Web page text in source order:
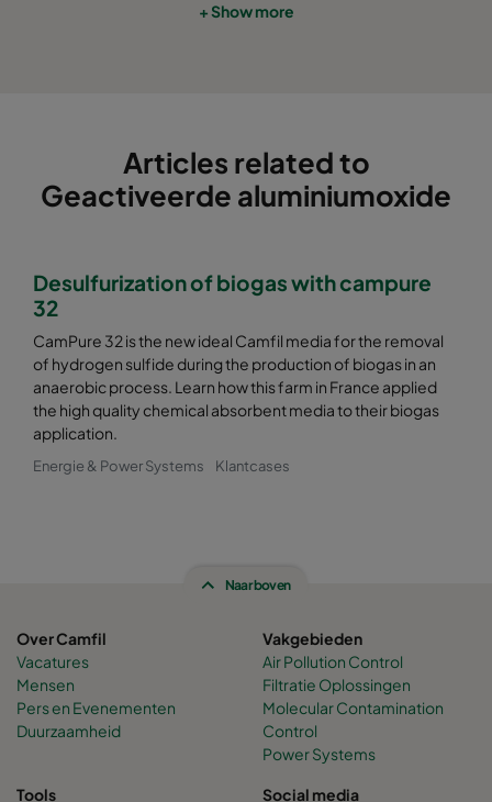
+ Show more
Articles related to
Geactiveerde aluminiumoxide
Desulfurization of biogas with campure
32
CamPure 32 is the new ideal Camfil media for the removal
of hydrogen sulfide during the production of biogas in an
anaerobic process. Learn how this farm in France applied
the high quality chemical absorbent media to their biogas
application.
Energie & Power Systems Klantcases
Naar boven
Over Camfil
Vacatures
Mensen
Pers en Evenementen
Duurzaamheid
Vakgebieden
Air Pollution Control
Filtratie Oplossingen
Molecular Contamination
Control
Power Systems
Tools
Social media